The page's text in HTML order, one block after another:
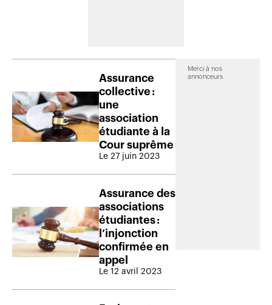
Assurance
collective :
une
association
étudiante à la
Cour suprême
Le 27 juin 2023
Assurance des
associations
étudiantes :
l’injonction
confirmée en
appel
Le 12 avril 2023
Merci à nos
annonceurs